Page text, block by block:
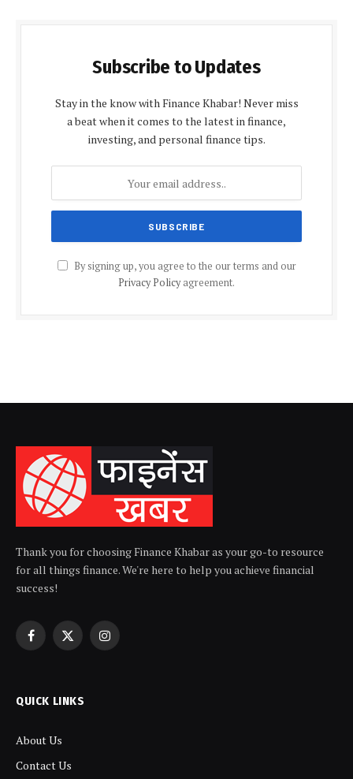
Subscribe to Updates
Stay in the know with Finance Khabar! Never miss
a beat when it comes to the latest in finance,
investing, and personal finance tips.
By signing up, you agree to the our terms and our
Privacy Policyagreement.
Thank you for choosing Finance Khabar as your go-to resource
for all things finance. We're here to help you achieve financial
success!
Facebook
X
Instagram
QUICK LINKS
About Us
Contact Us